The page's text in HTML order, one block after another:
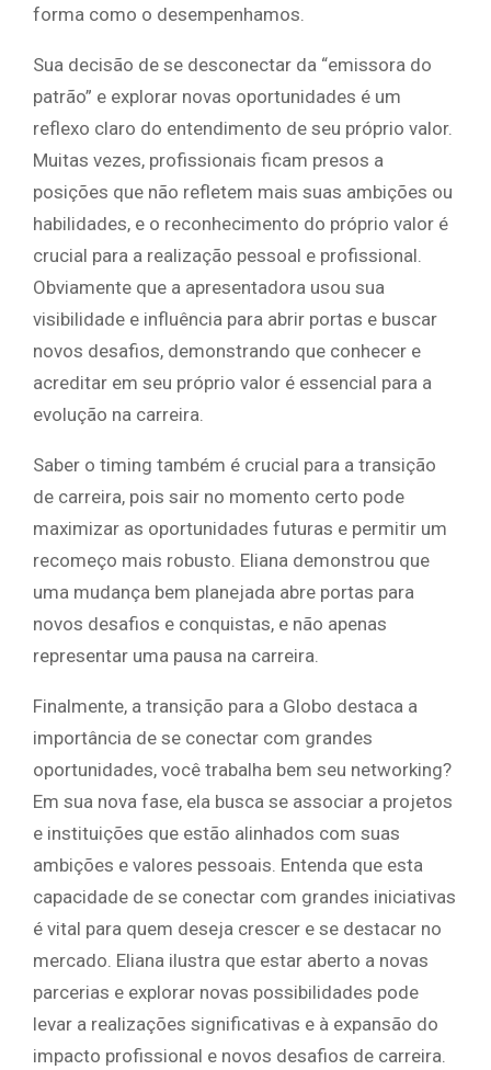
forma como o desempenhamos.
Sua decisão de se desconectar da “emissora do
patrão” e explorar novas oportunidades é um
reflexo claro do entendimento de seu próprio valor.
Muitas vezes, profissionais ficam presos a
posições que não refletem mais suas ambições ou
habilidades, e o reconhecimento do próprio valor é
crucial para a realização pessoal e profissional.
Obviamente que a apresentadora usou sua
visibilidade e influência para abrir portas e buscar
novos desafios, demonstrando que conhecer e
acreditar em seu próprio valor é essencial para a
evolução na carreira.
Saber o timing também é crucial para a transição
de carreira, pois sair no momento certo pode
maximizar as oportunidades futuras e permitir um
recomeço mais robusto. Eliana demonstrou que
uma mudança bem planejada abre portas para
novos desafios e conquistas, e não apenas
representar uma pausa na carreira.
Finalmente, a transição para a Globo destaca a
importância de se conectar com grandes
oportunidades, você trabalha bem seu networking?
Em sua nova fase, ela busca se associar a projetos
e instituições que estão alinhados com suas
ambições e valores pessoais. Entenda que esta
capacidade de se conectar com grandes iniciativas
é vital para quem deseja crescer e se destacar no
mercado. Eliana ilustra que estar aberto a novas
parcerias e explorar novas possibilidades pode
levar a realizações significativas e à expansão do
impacto profissional e novos desafios de carreira.